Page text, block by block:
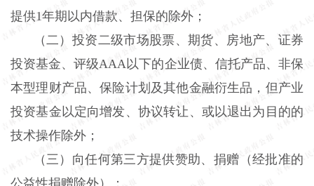
提供1年期以内借款、担保的除外；
（二）投资二级市场股票、期货、房地产、证券
投资基金、评级AAA以下的企业债、信托产品、非保
本型理财产品、保险计划及其他金融衍生品，但产业
投资基金以定向增发、协议转让、或以退出为目的的
技术操作除外；
（三）向任何第三方提供赞助、捐赠（经批准的
公益性捐赠除外）；